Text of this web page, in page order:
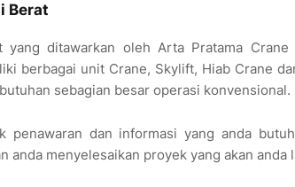
Berat
yang ditawarkan oleh Arta Pratama
berbagai unit Crane, Skylift, Hiab Crane
sebagian besar operasi konvensional.
penawaran dan informasi yang anda
anda menyelesaikan proyek yang akan anda